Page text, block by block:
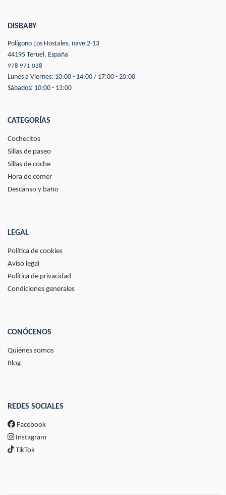
DISBABY
Polígono Los Hostales, nave 2-13
44195 Teruel, España
978 971 038
Lunes a Viernes: 10:00 - 14:00 / 17:00 - 20:00
Sábados: 10:00 - 13:00
CATEGORÍAS
Cochecitos
Sillas de paseo
Sillas de coche
Hora de comer
Descanso y baño
LEGAL
Política de cookies
Aviso legal
Política de privacidad
Condiciones generales
CONÓCENOS
Quiénes somos
Blog
REDES SOCIALES
Facebook
Instagram
TikTok